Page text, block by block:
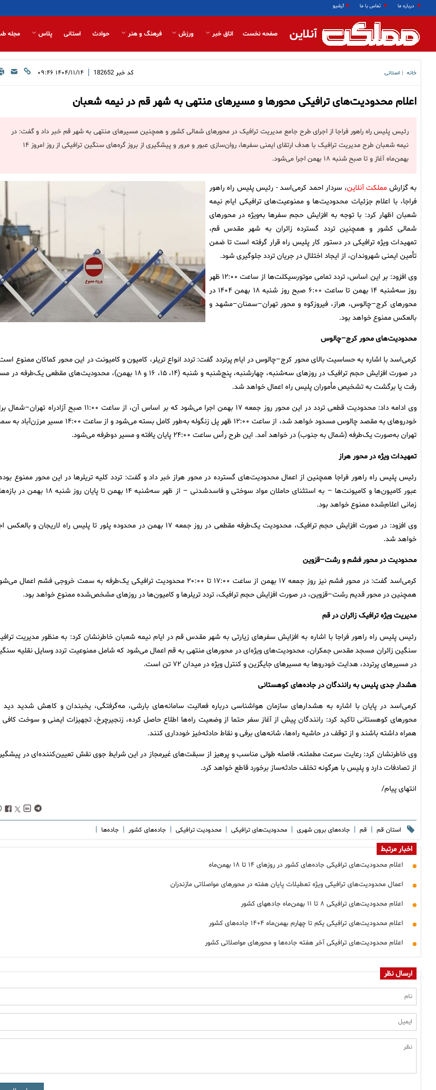
درباره ما تماس با ما آرشیو
آنلاین صفحه نخست اتاق خبر ورزش فرهنگ و هنر حوادث استانی پلاس مجله
خانه استانی کد خبر 182652
| ۱۴۰۴/۱۱/۱۴ ۰۹:۴۶
اعلام محدودیت‌های ترافیکی محورها و مسیرهای منتهی به شهر قم در نیمه شعبان
رئیس پلیس راه راهور فراجا از اجرای طرح جامع مدیریت ترافیک در محورهای شمالی کشور و همچنین مسیرهای منتهی به شهر قم خبر داد و گفت: در
نیمه شعبان طرح مدیریت ترافیک با هدف ارتقای ایمنی سفرها، روان‌سازی عبور و مرور و پیشگیری از بروز گره‌های سنگین ترافیکی از روز امروز ۱۴
بهمن‌ماه آغاز و تا صبح شنبه ۱۸ بهمن اجرا می‌شود.
به گزارش مملکت آنلاین، سردار احمد کرمی‌اسد - رئیس پلیس راه راهور
فراجا، با اعلام جزئیات محدودیت‌ها و ممنوعیت‌های ترافیکی ایام نیمه
شعبان اظهار کرد: با توجه به افزایش حجم سفرها به‌ویژه در محورهای
شمالی کشور و همچنین تردد گسترده زائران به شهر مقدس قم،
تمهیدات ویژه ترافیکی در دستور کار پلیس راه قرار گرفته است تا ضمن
تأمین ایمنی شهروندان، از ایجاد اختلال در جریان تردد جلوگیری شود.
وی افزود: بر این اساس، تردد تمامی موتورسیکلت‌ها از ساعت ۱۲:۰۰ ظهر
روز سه‌شنبه ۱۴ بهمن تا ساعت ۶:۰۰ صبح روز شنبه ۱۸ بهمن ۱۴۰۴ در
محورهای کرج–چالوس، هراز، فیروزکوه و محور تهران–سمنان–مشهد و
بالعکس ممنوع خواهد بود.
محدودیت‌های محور کرج–چالوس
کرمی‌اسد با اشاره به حساسیت بالای محور کرج–چالوس در ایام پرتردد گفت: تردد انواع تریلر، کامیون و کامیونت در این محور کماکان ممنوع
در صورت افزایش حجم ترافیک در روزهای سه‌شنبه، چهارشنبه، پنج‌شنبه و شنبه (۱۴، ۱۵، ۱۶ و ۱۸ بهمن)، محدودیت‌های مقطعی یک‌طرفه
رفت یا برگشت به تشخیص مأموران پلیس راه اعمال خواهد شد.
وی ادامه داد: محدودیت قطعی تردد در این محور روز جمعه ۱۷ بهمن اجرا می‌شود که بر اساس آن، از ساعت ۱۱:۰۰ صبح آزادراه
خودروهای به مقصد چالوس مسدود خواهد شد، از ساعت ۱۲:۰۰ ظهر پل زنگوله به‌طور کامل بسته می‌شود و از ساعت ۱۴:۰۰ مسیر
تهران به‌صورت یک‌طرفه (شمال به جنوب) در خواهد آمد. این طرح رأس ساعت ۲۴:۰۰ پایان یافته و مسیر دوطرفه می‌شود.
تمهیدات ویژه در محور هراز
رئیس پلیس راه راهور فراجا همچنین از اعمال محدودیت‌های گسترده در محور هراز خبر داد و گفت: تردد کلیه تریلرها در این محور ممنوع
عبور کامیون‌ها و کامیونت‌ها – به استثنای حاملان مواد سوختی و فاسدشدنی – از ظهر سه‌شنبه ۱۴ بهمن تا پایان روز
زمانی اعلام‌شده ممنوع خواهد بود.
وی افزود: در صورت افزایش حجم ترافیک، محدودیت یک‌طرفه مقطعی در روز جمعه ۱۷ بهمن در محدوده پلور تا پلیس راه لاریجان و
خواهد شد.
محدودیت در محور فشم و رشت–قزوین
کرمی‌اسد گفت: در محور فشم نیز روز جمعه ۱۷ بهمن از ساعت ۱۷:۰۰ تا ۲۰:۰۰ محدودیت ترافیکی یک‌طرفه به سمت خروجی فشم اعمال
همچنین در محور قدیم رشت–قزوین، در صورت افزایش حجم ترافیک، تردد تریلرها و کامیون‌ها در روزهای مشخص‌شده ممنوع خواهد بود.
مدیریت ویژه ترافیک زائران در قم
رئیس پلیس راه راهور فراجا با اشاره به افزایش سفرهای زیارتی به شهر مقدس قم در ایام نیمه شعبان خاطرنشان کرد: به منظور مدیریت
سنگین زائران مسجد مقدس جمکران، محدودیت‌های ویژه‌ای در محورهای منتهی به قم اعمال می‌شود که شامل ممنوعیت تردد وسایل نقلیه
در مسیرهای پرتردد، هدایت خودروها به مسیرهای جایگزین و کنترل ویژه در میدان ۷۲ تن است.
هشدار جدی پلیس به رانندگان در جاده‌های کوهستانی
کرمی‌اسد در پایان با اشاره به هشدارهای سازمان هواشناسی درباره فعالیت سامانه‌های بارشی، مه‌گرفتگی، یخبندان و کاهش شدید دید
محورهای کوهستانی تاکید کرد: رانندگان پیش از آغاز سفر حتما از وضعیت راه‌ها اطلاع حاصل کرده، زنجیرچرخ، تجهیزات ایمنی و سوخت کافی
همراه داشته باشند و از توقف در حاشیه راه‌ها، شانه‌های برفی و نقاط حادثه‌خیز خودداری کنند.
وی خاطرنشان کرد: رعایت سرعت مطمئنه، فاصله طولی مناسب و پرهیز از سبقت‌های غیرمجاز در این شرایط جوی نقش تعیین‌کننده‌ای در
از تصادفات دارد و پلیس با هرگونه تخلف حادثه‌ساز برخورد قاطع خواهد کرد.
انتهای پیام/
استان قم | قم | جاده‌های برون شهری | محدودیت‌های ترافیکی | محدودیت ترافیکی | جاده‌های کشور | جاده‌ها |
اخبار مرتبط
اعلام محدودیت‌های ترافیکی جاده‌های کشور در روزهای ۱۴ تا ۱۸ بهمن‌ماه
اعمال محدودیت‌های ترافیکی ویژه تعطیلات پایان هفته در محورهای مواصلاتی مازندران
اعلام محدودیت‌های ترافیکی ۸ تا ۱۱ بهمن‌ماه جاده‎های کشور
اعلام محدودیت‌های ترافیکی یکم تا چهارم بهمن‌ماه ۱۴۰۴ جاده‌های کشور
اعلام محدودیت‌های ترافیکی آخر هفته جاده‌ها و محورهای مواصلاتی کشور
ارسال نظر